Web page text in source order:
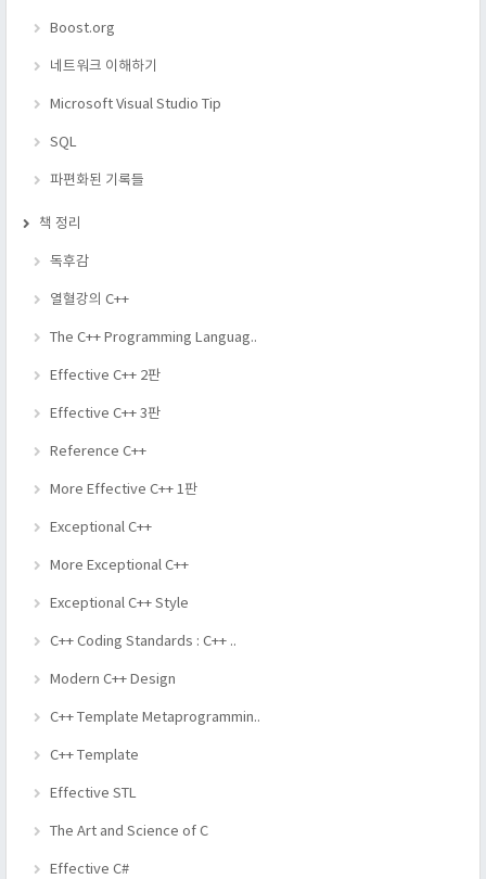
Boost.org
네트워크 이해하기
Microsoft Visual Studio Tip
SQL
파편화된 기록들
책 정리
독후감
열혈강의 C++
The C++ Programming Languag..
Effective C++ 2판
Effective C++ 3판
Reference C++
More Effective C++ 1판
Exceptional C++
More Exceptional C++
Exceptional C++ Style
C++ Coding Standards : C++ ..
Modern C++ Design
C++ Template Metaprogrammin..
C++ Template
Effective STL
The Art and Science of C
Effective C#